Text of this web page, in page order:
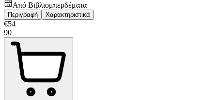
Από Βιβλιομπερδέματα
Περιγραφή Χαρακτηριστικά
€54
90